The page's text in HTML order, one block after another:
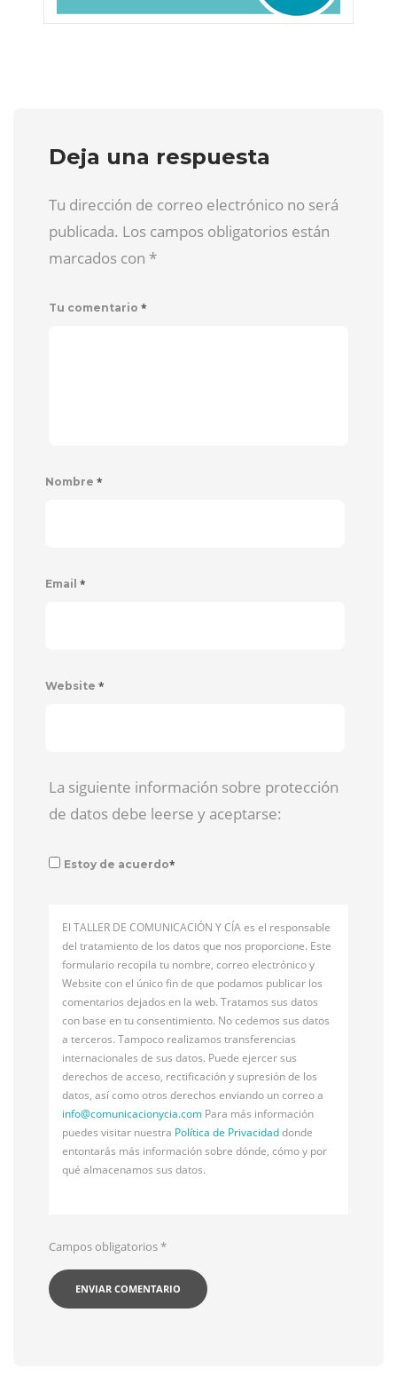
Deja una respuesta
Tu dirección de correo electrónico no será
publicada. Los campos obligatorios están
marcados con *
Tu comentario *
Nombre *
Email *
Website *
La siguiente información sobre protección
de datos debe leerse y aceptarse:
Estoy de acuerdo*
El TALLER DE COMUNICACIÓN Y CÍA es el responsable
del tratamiento de los datos que nos proporcione. Este
formulario recopila tu nombre, correo electrónico y
Website con el único fin de que podamos publicar los
comentarios dejados en la web. Tratamos sus datos
con base en tu consentimiento. No cedemos sus datos
a terceros. Tampoco realizamos transferencias
internacionales de sus datos. Puede ejercer sus
derechos de acceso, rectificación y supresión de los
datos, así como otros derechos enviando un correo a
info@comunicacionycia.com Para más información
puedes visitar nuestra Política de Privacidaddonde
entontarás más información sobre dónde, cómo y por
qué almacenamos sus datos.
Campos obligatorios*